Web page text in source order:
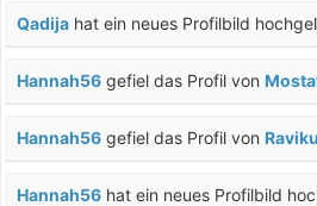
Qadija hat ein neues Profilbild
Hannah56 gefiel das Profil von
Hannah56 gefiel das Profil von
Hannah56 hat ein neues Profilbild